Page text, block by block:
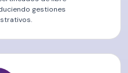
gestiones